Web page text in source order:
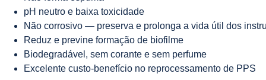
pH neutro e baixa toxicidade
Não corrosivo — preserva e prolonga a vida útil dos
Reduz e previne formação de biofilme
Biodegradável, sem corante e sem perfume
Excelente custo-benefício no reprocessamento de PPS